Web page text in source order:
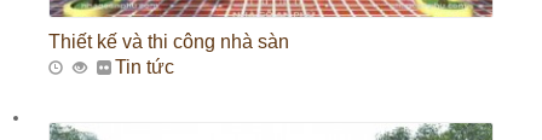
Thiết kế và thi công nhà sàn
Tin tức